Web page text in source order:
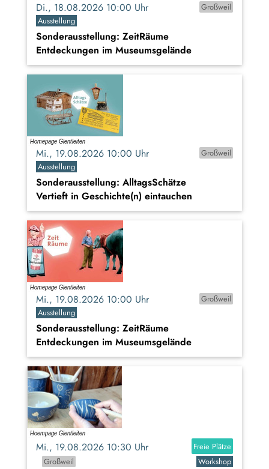
Di., 18.08.2026 10:00 Uhr
Großweil
Ausstellung
Sonderausstellung: ZeitRäume
Entdeckungen im Museumsgelände
Mi., 19.08.2026 10:00 Uhr
Großweil
Ausstellung
Sonderausstellung: AlltagsSchätze
Vertieft in Geschichte(n) eintauchen
Mi., 19.08.2026 10:00 Uhr
Großweil
Ausstellung
Sonderausstellung: ZeitRäume
Entdeckungen im Museumsgelände
Mi., 19.08.2026 10:30 Uhr
Freie Plätze
Großweil
Workshop